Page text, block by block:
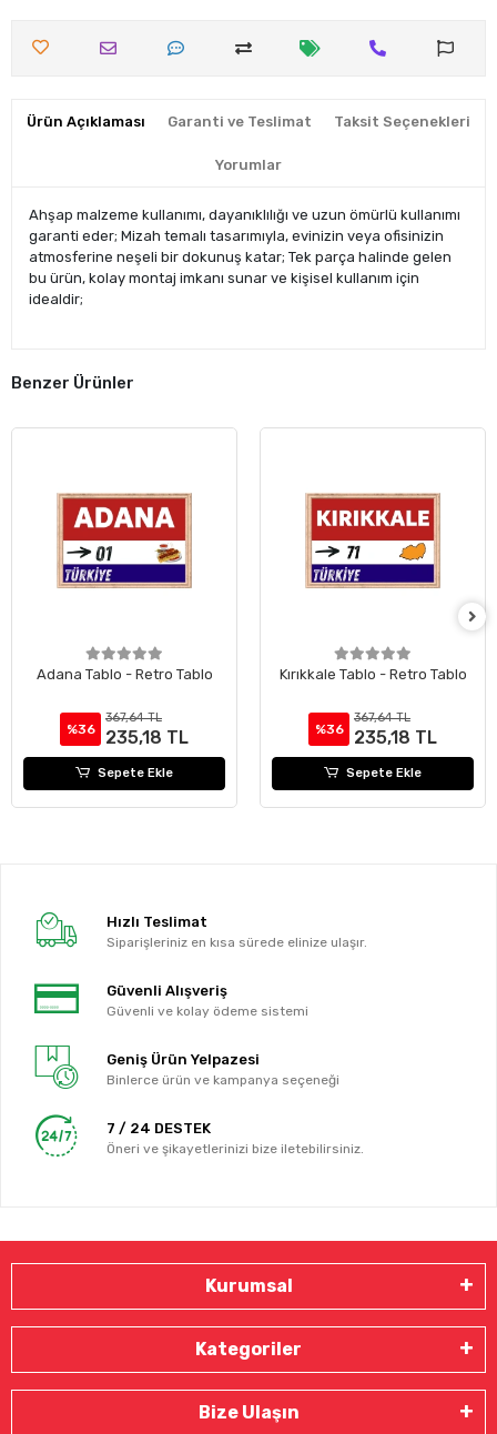
Ürün Açıklaması Garanti ve Teslimat Taksit Seçenekleri
Yorumlar
Ahşap malzeme kullanımı, dayanıklılığı ve uzun ömürlü kullanımı
garanti eder; Mizah temalı tasarımıyla, evinizin veya ofisinizin
atmosferine neşeli bir dokunuş katar; Tek parça halinde gelen
bu ürün, kolay montaj imkanı sunar ve kişisel kullanım için
idealdir;
Benzer Ürünler
Adana Tablo - Retro Tablo
%36
367,64 TL
235,18 TL
Sepete Ekle
Kırıkkale Tablo - Retro Tablo
%36
367,64 TL
235,18 TL
Sepete Ekle
Hızlı Teslimat
Siparişleriniz en kısa sürede elinize ulaşır.
Güvenli Alışveriş
Güvenli ve kolay ödeme sistemi
Geniş Ürün Yelpazesi
Binlerce ürün ve kampanya seçeneği
7 / 24 DESTEK
Öneri ve şikayetlerinizi bize iletebilirsiniz.
Kurumsal
Kategoriler
Bize Ulaşın